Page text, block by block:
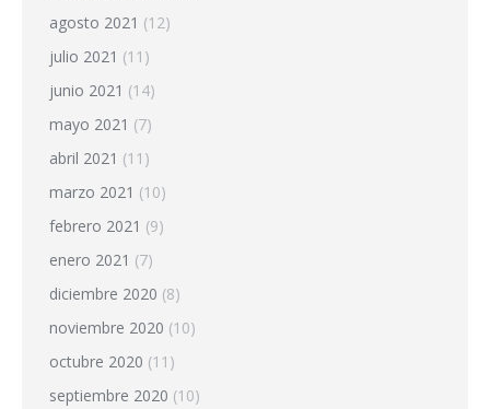
agosto 2021 (12)
julio 2021 (11)
junio 2021 (14)
mayo 2021 (7)
abril 2021 (11)
marzo 2021 (10)
febrero 2021 (9)
enero 2021 (7)
diciembre 2020 (8)
noviembre 2020 (10)
octubre 2020 (11)
septiembre 2020 (10)